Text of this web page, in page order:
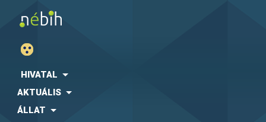
HIVATAL
AKTUÁLIS
ÁLLAT